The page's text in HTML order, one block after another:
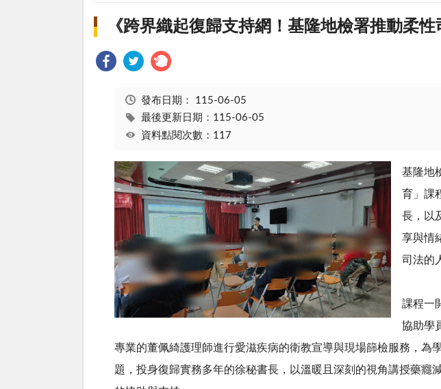
《跨界織起復歸支持網！基隆地檢署推動柔性
發布日期： 115-06-05
最後更新日期：115-06-05
資料點閱次數：117
基隆地
育」課
長，以
享與情
司法的
課程一
協助學
專業的董佩綺護理師進行愛滋疾病的衛教宣導與現場篩檢服務，
題，投身復歸實務多年的徐秘書長，以溫暖且深刻的視角講授藥